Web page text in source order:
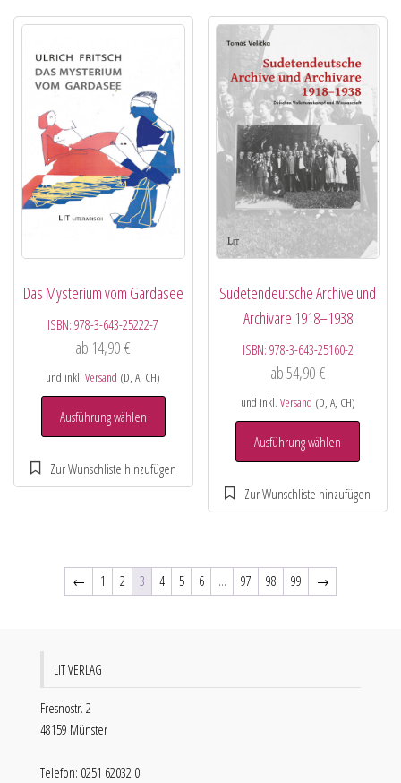
Das Mysterium vom Gardasee
ISBN:978-3-643-25222-7
ab 14,90€
und inkl.Versand (D, A, CH)
Ausführung wählen
Sudetendeutsche Archive und
Archivare 1918–1938
ISBN: 978-3-643-25160-2
ab54,90 €
und inkl. Versand (D, A, CH)
Ausführung wählen
← 1 2 3 4 5 6 … 97 98 99 →
LIT VERLAG
Fresnostr. 2
48159 Münster
Telefon: 0251 62032 0